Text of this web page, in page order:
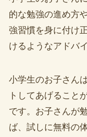
的な勉強の進め方
強習慣を身に付け
けるようなアドバ
小学生のお子さん
トしてあげること
です。お子さんが
ば、試しに無料の